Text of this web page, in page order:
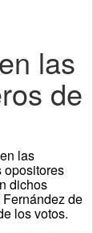
las
de
las
opositores
dichos
de
los votos.